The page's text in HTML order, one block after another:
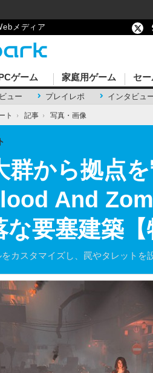
メディア
ュー プレイレポ インタビュ
PCゲーム 家庭用ゲーム セ
ト › 記事 › 写真・画像
群から拠点
And
な要塞建築
カスタマイズし、罠やタレットを